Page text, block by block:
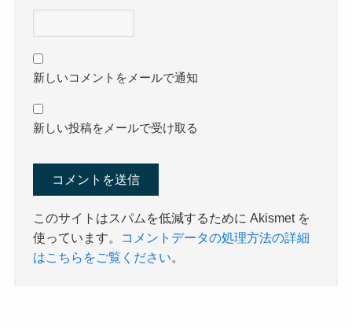
新しいコメントをメールで通知
新しい投稿をメールで受け取る
このサイトはスパムを低減するために Akismet を
使っています。
コメントデータの処理方法の詳細
はこちらをご覧ください。